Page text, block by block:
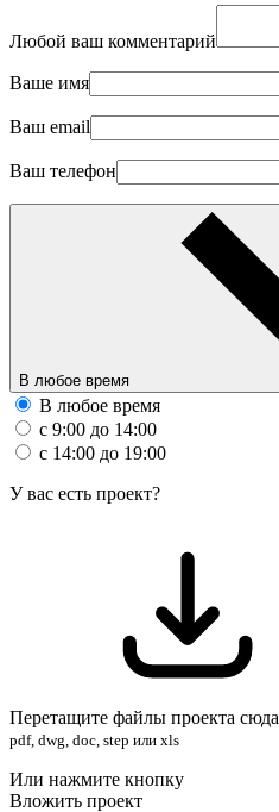
Любой ваш комментарий
Ваше имя
Ваш email
Ваш телефон
В любое время
В любое время
с 9:00 до 14:00
с 14:00 до 19:00
У вас есть проект?
Перетащите файлы проекта сюда
pdf, dwg, doc, step или xls
Или нажмите кнопку
Вложить проект